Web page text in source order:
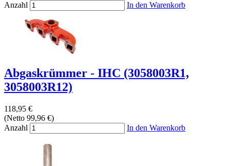
Anzahl
In den Warenkorb
Abgaskrümmer - IHC (3058003R1,
3058003R12)
118,95 €
(Netto 99,96 €)
Anzahl
In den Warenkorb